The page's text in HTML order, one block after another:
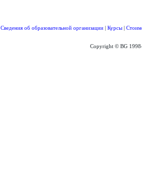
Сведения об образовательной организации | Курсы |
Copyright © BG